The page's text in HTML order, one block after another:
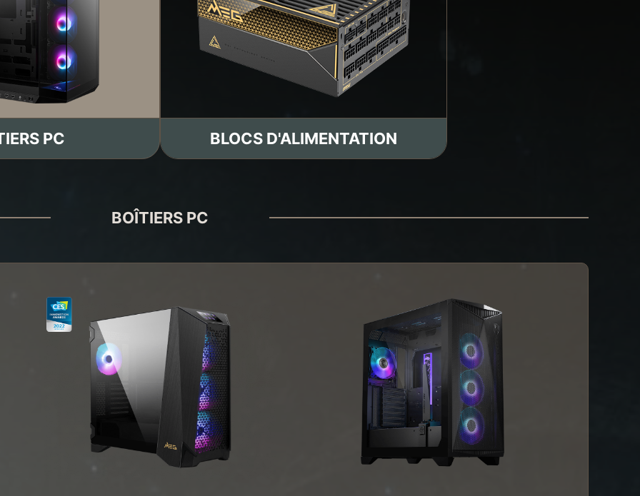
PC BLOCS D'ALIMENTATION
BOÎTIERS PC